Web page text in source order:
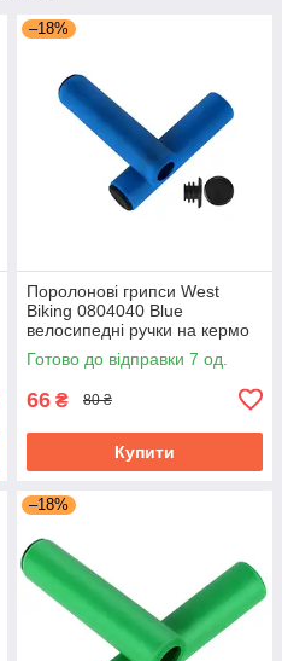
–18%
Поролонові грипси West
Biking 0804040 Blue
велосипедні ручки на кермо
велосипеда
Готово до відправки 7 од.
66 ₴ 80 ₴
Купити
–18%